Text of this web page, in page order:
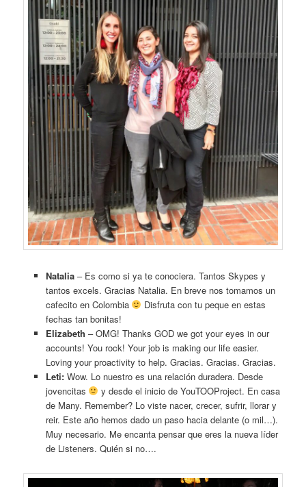
Natalia– Es como si ya te conociera. Tantos Skypes y
tantos excels. Gracias Natalia. En breve nos tomamos un
cafecito en Colombia
Disfruta con tu peque en estas
fechas tan bonitas!
Elizabeth – OMG! Thanks GOD we got your eyes in our
accounts! You rock! Your job is making our life easier.
Loving your proactivity to help. Gracias. Gracias. Gracias.
Leti: Wow. Lo nuestro es una relación duradera. Desde
jovencitas
y desde el inicio de YouTOOProject. En casa
de Many. Remember? Lo viste nacer, crecer, sufrir, llorar y
reir. Este año hemos dado un paso hacia delante (o mil…).
Muy necesario. Me encanta pensar que eres la nueva líder
de Listeners. Quién si no….